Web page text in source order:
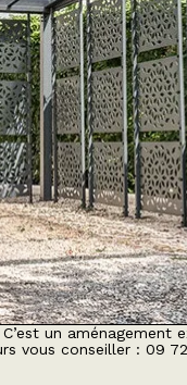
un aménagement
vous conseiller : 09